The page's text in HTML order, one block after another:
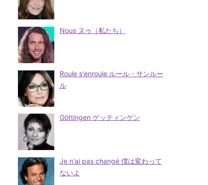
Nous ヌゥ（私たち）
Roule s'enroule ルール・サンルー
ル
Göttingen ゲッティンゲン
Je n'ai pas changé 僕は変わって
ないよ